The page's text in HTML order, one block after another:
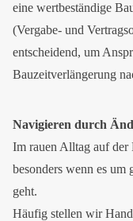
eine wertbeständige
(Vergabe- und
entscheidend, um
Bauzeitverlängerung
Navigieren durch
Im rauen Alltag auf der
besonders wenn es um
geht.
Häufig stellen wir